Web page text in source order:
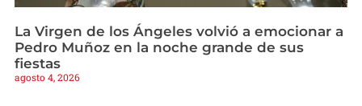
La Virgen de los Ángeles volvió a emocionar a
Pedro Muñoz en la noche grande de sus
fiestas
agosto 4, 2026